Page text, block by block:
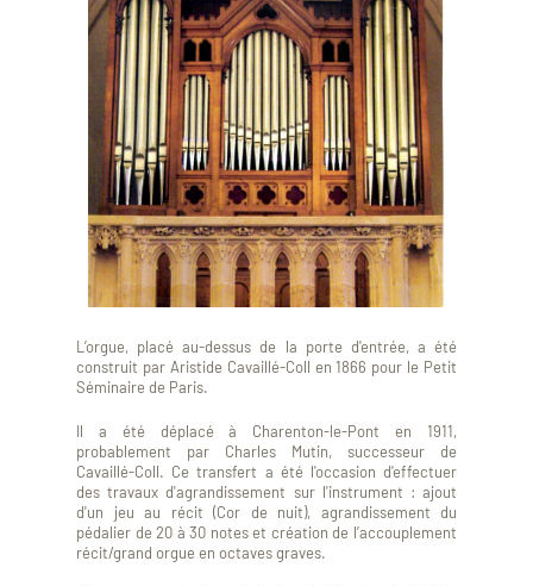
L’orgue, placé au-dessus de la porte d'entrée, a été
construit par Aristide Cavaillé-Coll en 1866 pour le Petit
Séminaire de Paris.
Il a été déplacé à Charenton-le-Pont en 1911,
probablement par Charles Mutin, successeur de
Cavaillé-Coll. Ce transfert a été l'occasion d'effectuer
des travaux d'agrandissement sur l'instrument : ajout
d'un jeu au récit (Cor de nuit), agrandissement du
pédalier de 20 à 30 notes et création de l’accouplement
récit/grand orgue en octaves graves.